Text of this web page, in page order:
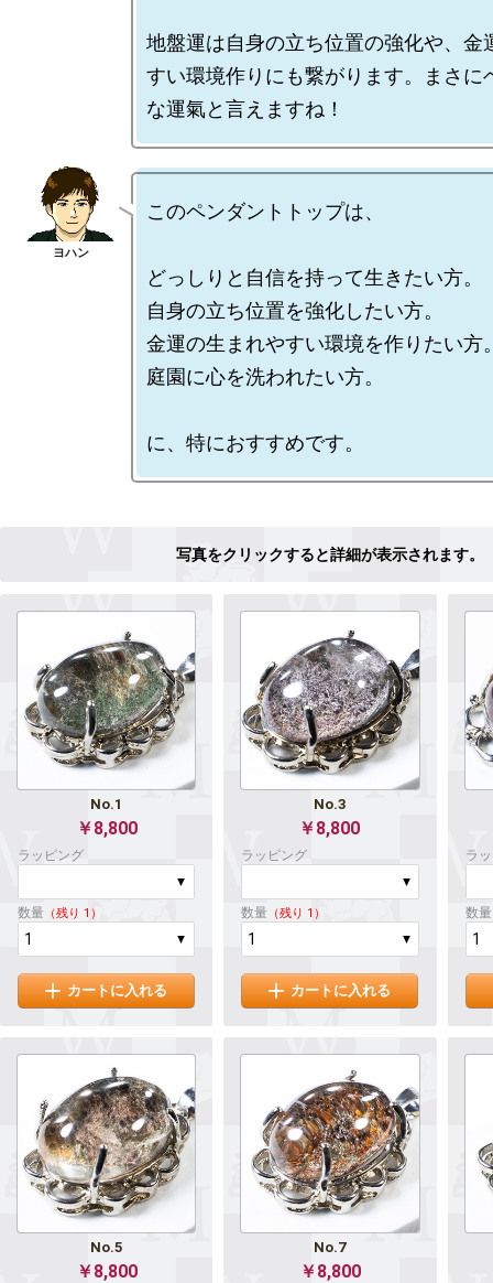
地盤運は自身の立ち位置の強化や、金
すい環境作りにも繋がります。まさに
このペンダントトップは、
どっしりと自信を持って生きたい方。
自身の立ち位置を強化したい方。
金運の生まれやすい環境を作りたい方
庭園に心を洗われたい方。
No.1
￥8,800
ラッピング
数量 （残り 1）
カートに入れる
No.3
￥8,800
ラッピング
数量 （残り 1）
カートに入れる
ラ
数量
No.5
￥8,800
No.7
￥8,800